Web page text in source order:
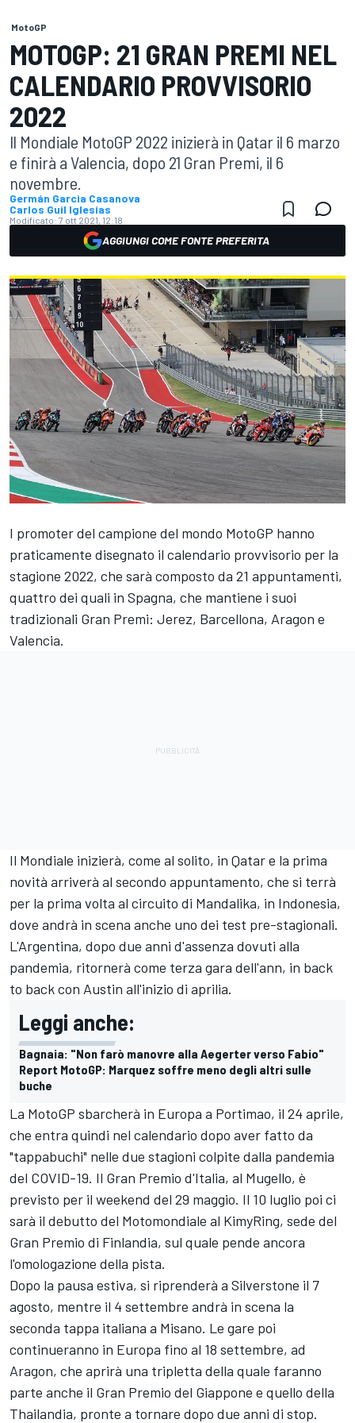
MotoGP
MOTOGP: 21 GRAN PREMI NEL
CALENDARIO PROVVISORIO
2022
Il Mondiale MotoGP 2022 inizierà in Qatar il 6 marzo
e finirà a Valencia, dopo 21 Gran Premi, il 6
novembre.
Germán Garcia Casanova
Carlos Guil Iglesias
Modificato: 7 ott 2021, 12:18
AGGIUNGI COME FONTE PREFERITA
I promoter del campione del mondo MotoGP hanno
praticamente disegnato il calendario provvisorio per la
stagione 2022, che sarà composto da 21 appuntamenti,
quattro dei quali in Spagna, che mantiene i suoi
tradizionali Gran Premi: Jerez, Barcellona, Aragon e
Valencia.
Il Mondiale inizierà, come al solito, in Qatar e la prima
novità arriverà al secondo appuntamento, che si terrà
per la prima volta al circuito di Mandalika, in Indonesia,
dove andrà in scena anche uno dei test pre-stagionali.
L'Argentina, dopo due anni d'assenza dovuti alla
pandemia, ritornerà come terza gara dell'ann, in back
to back con Austin all'inizio di aprilia.
Leggi anche:
Bagnaia: "Non farò manovre alla Aegerter verso Fabio"
Report MotoGP: Marquez soffre meno degli altri sulle
buche
La MotoGP sbarcherà in Europa a Portimao, il 24 aprile,
che entra quindi nel calendario dopo aver fatto da
"tappabuchi" nelle due stagioni colpite dalla pandemia
del COVID-19. Il Gran Premio d'Italia, al Mugello, è
previsto per il weekend del 29 maggio. Il 10 luglio poi ci
sarà il debutto del Motomondiale al KimyRing, sede del
Gran Premio di Finlandia, sul quale pende ancora
l'omologazione della pista.
Dopo la pausa estiva, si riprenderà a Silverstone il 7
agosto, mentre il 4 settembre andrà in scena la
seconda tappa italiana a Misano. Le gare poi
continueranno in Europa fino al 18 settembre, ad
Aragon, che aprirà una tripletta della quale faranno
parte anche il Gran Premio del Giappone e quello della
Thailandia, pronte a tornare dopo due anni di stop.